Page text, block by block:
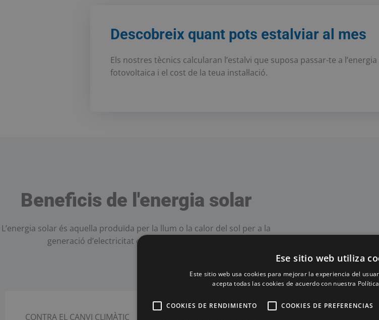
Descobreix quant pots estalviar al mes
Els nostres tècnics calcularan l’estalvi que suposa passar-te a
fotovoltaica i el cost de la teua instal·lació.
Beneficis de l'energia solar
L’energia solar és aquella produïda per la llum o la calor del sol per a la
generació d’electricitat o la producció de calor.
CONTRA EL CANVI CLIMÀTIC
Ese sitio web utiliza
Este sitio web usa cookies para mejorar la experiencia del
acepta todas las cookies de acuerdo con nuestra
COOKIES DE RENDIMIENTO COOKIES DE PREFERENCIAS